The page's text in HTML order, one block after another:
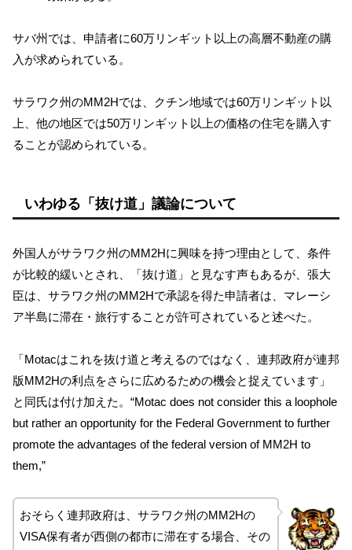
サバ州では、申請者に60万リンギット以上の高層不動産の購
入が求められている。
サラワク州のMM2Hでは、クチン地域では60万リンギット以
上、他の地区では50万リンギット以上の価格の住宅を購入す
ることが認められている。
いわゆる「抜け道」議論について
外国人がサラワク州のMM2Hに興味を持つ理由として、条件
が比較的緩いとされ、「抜け道」と見なす声もあるが、張大
臣は、サラワク州のMM2Hで承認を得た申請者は、マレーシ
ア半島に滞在・旅行することが許可されていると述べた。
「Motacはこれを抜け道と考えるのではなく、連邦政府が連邦
版MM2Hの利点をさらに広めるための機会と捉えています」
と同氏は付け加えた。“Motac does not consider this a loophole
but rather an opportunity for the Federal Government to further
promote the advantages of the federal version of MM2H to
them,”
おそらく連邦政府は、サラワク州のMM2Hの
VISA保有者が西側の都市に滞在する場合、その